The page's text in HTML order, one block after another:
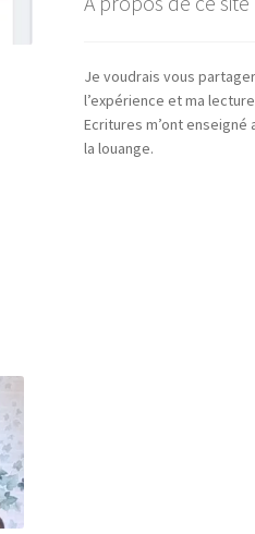
Je voudrais vous
l’expérience et ma
Ecritures m’ont enseigné
la louange.